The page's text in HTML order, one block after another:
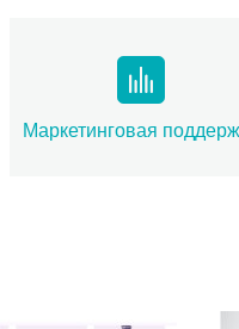
Маркетинговая